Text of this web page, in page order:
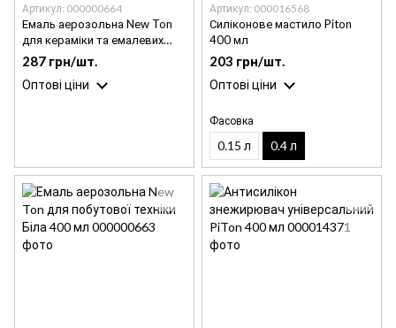
Артикул: 000000664
Емаль аерозольна New Ton
для кераміки та емалевих
покриттів Біла 400 мл
287 грн/шт.
Оптові ціни
Артикул: 000016568
Силіконове мастило Piton
400 мл
203 грн/шт.
Оптові ціни
Фасовка
0.15 л 0.4 л